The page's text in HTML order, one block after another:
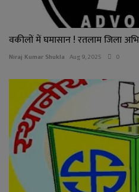
वकीलों में घमासान ! रतलाम जिला
Niraj Kumar Shukla Aug 9, 2025 0